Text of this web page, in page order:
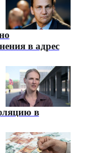
в адрес
в